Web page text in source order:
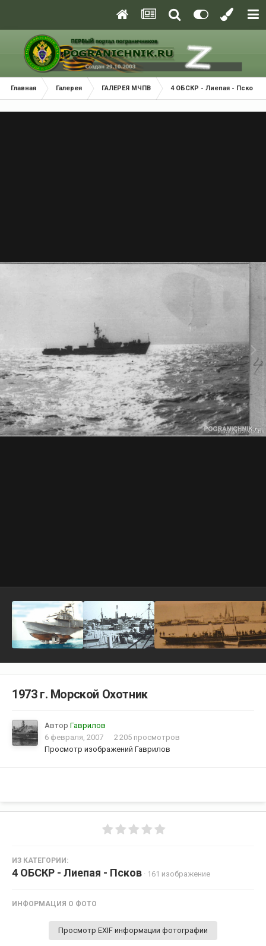
Главная Галерея ГАЛЕРЕЯ МЧПВ 4 ОБСКР - Лиепая - Псков
1973 г. Морской Охотник
Автор Гаврилов
6 февраля, 2007
2 205 просмотров
Просмотр изображений Гаврилов
ИЗ КАТЕГОРИИ:
4 ОБСКР - Лиепая - Псков · 161 изображение
ИНФОРМАЦИЯ О ФОТО
Просмотр EXIF информации фотографии